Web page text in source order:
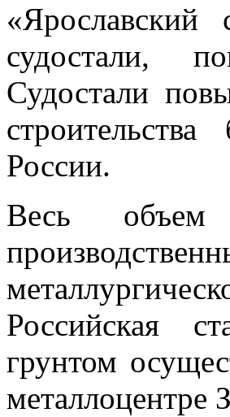
судостали,
Судостали
России.
Весь объем
Российская
грунтом